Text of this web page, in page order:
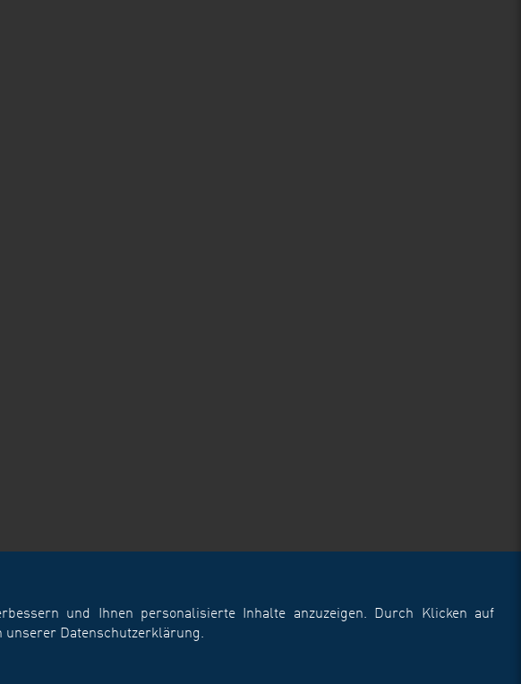
und Ihnen personalisierte Inhalte anzuzeigen. Durch Klicken auf
unserer Datenschutzerklärung.